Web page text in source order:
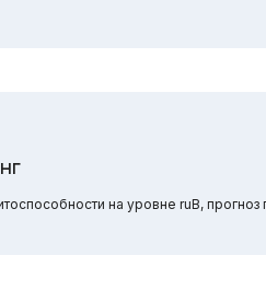
на уровне ruB, прогноз